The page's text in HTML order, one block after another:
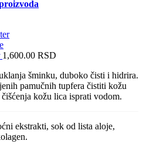
1,600.00 RSD
šminku, duboko čisti i hidrira.
pamučnih tupfera čistiti kožu
kožu lica isprati vodom.
ekstrakti, sok od lista aloje,